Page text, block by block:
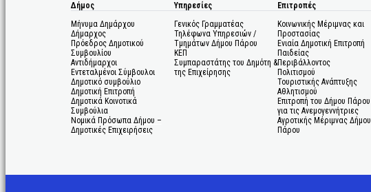
Δήμος
Μήνυμα Δημάρχου
Δήμαρχος
Πρόεδρος Δημοτικού
Συμβουλίου
Αντιδήμαρχοι
Εντεταλμένοι Σύμβουλοι
Δημοτικό συμβούλιο
Δημοτική Επιτροπή
Δημοτικά Κοινοτικά
Συμβούλια
Νομικά Πρόσωπα Δήμου –
Δημοτικές Επιχειρήσεις
Υπηρεσίες
Γενικός Γραμματέας
Τηλέφωνα Υπηρεσιών /
Τμημάτων Δήμου Πάρου
ΚΕΠ
Συμπαραστάτης του Δημότη &
της Επιχείρησης
Επιτροπές
Κοινωνικής Μέριμνας και
Προστασίας
Ενιαία Δημοτική Επιτροπή
Παιδείας
Περιβάλλοντος
Πολιτισμού
Τουριστικής Ανάπτυξης
Αθλητισμού
Επιτροπή του Δήμου Πάρου
για τις Ανεμογεννήτριες
Αγροτικής Μέριμνας Δήμου
Πάρου